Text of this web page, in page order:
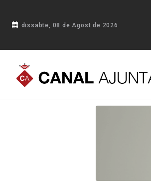
dissabte, 08 de Agost de 2026
Portada Blog Vidreres